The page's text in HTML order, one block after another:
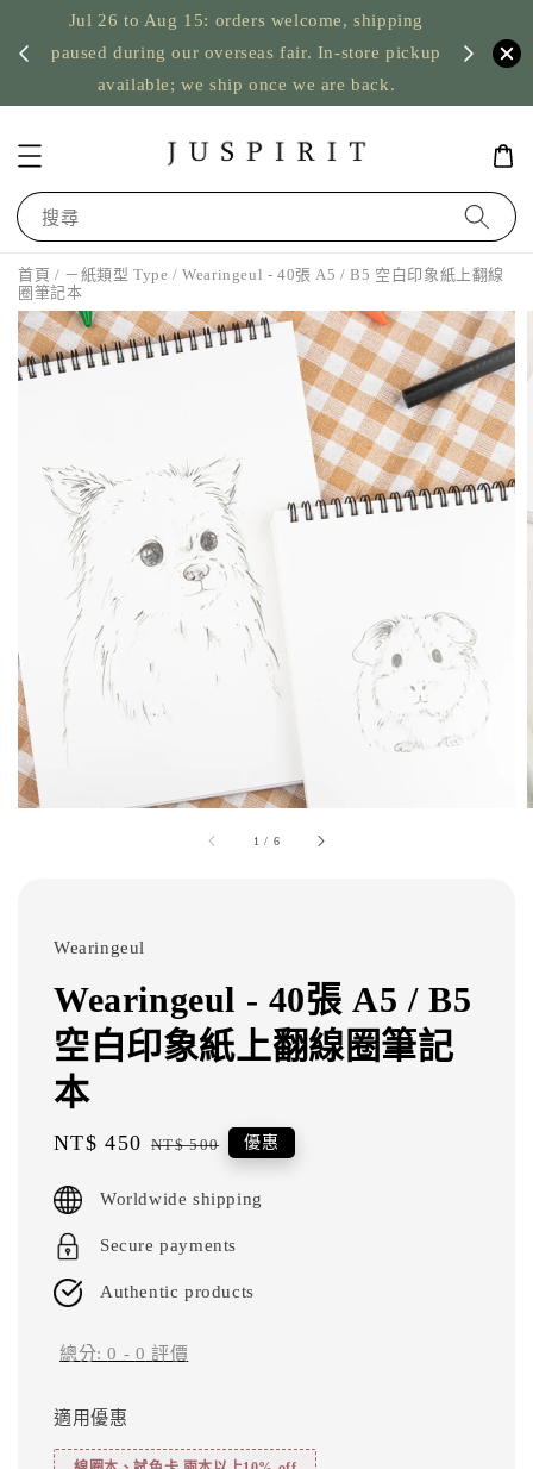
Jul 26 to Aug 15: orders welcome, shipping
paused during our overseas fair. In-store pickup
available; we ship once we are back.
US
搜尋
首頁 / －紙類型 Type / Wearingeul - 40張 A5 / B5 空白印象紙上翻線
圈筆記本
1 / 6
Wearingeul
Wearingeul - 40張 A5 / B5
空白印象紙上翻線圈筆記
本
Sale
NT$ 450 Regular
NT$ 500 優惠
Worldwide shipping
Secure payments
Authentic products
總分:0 - 0 評價
適用優惠